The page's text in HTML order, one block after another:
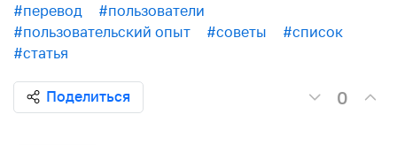
#перевод
#пользователи
#пользовательский опыт
#советы
#список
#статья
Поделиться 0